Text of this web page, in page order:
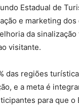
Estadual de
e marketing dos
da
visitante.
das regiões
e a meta é
para que o